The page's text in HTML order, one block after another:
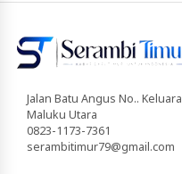
Jalan Batu Angus No..
Maluku Utara
0823-1173-7361
serambitimur79@gmail.com